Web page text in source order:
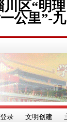
区“明理
公里”-九
录 文明创建